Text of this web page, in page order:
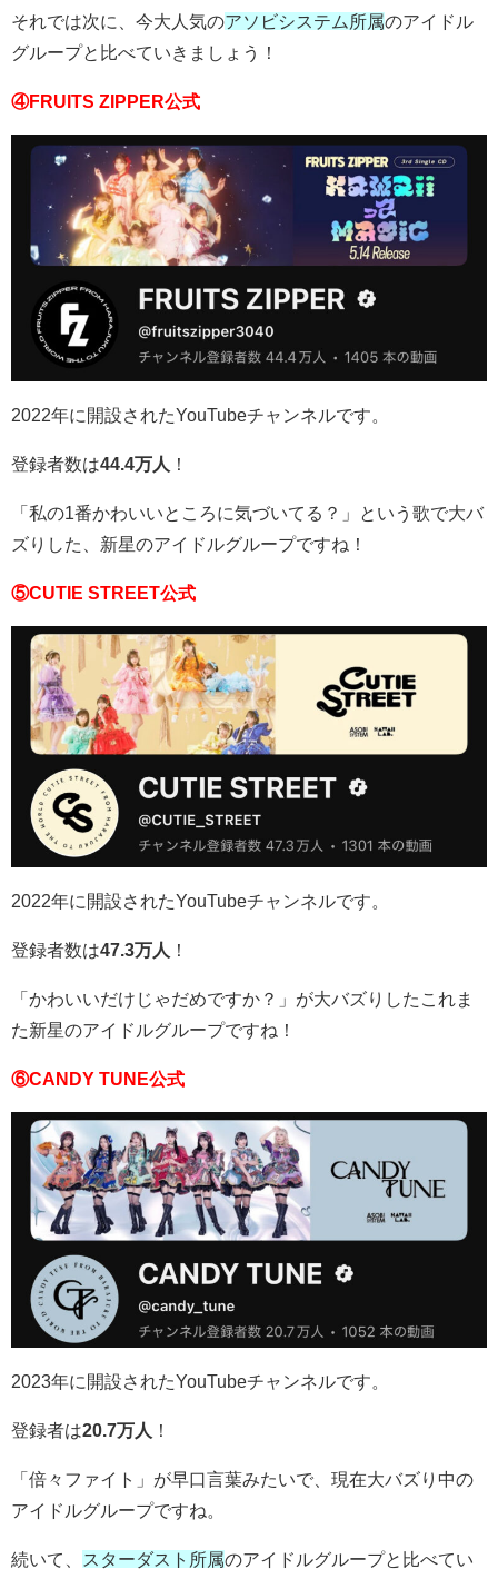
それでは次に、今大人気のアソビシステム所属のアイドル
グループと比べていきましょう！
④FRUITS ZIPPER公式
2022年に開設されたYouTubeチャンネルです。
登録者数は44.4万人 ！
「私の1番かわいいところに気づいてる？」という歌で大バ
ズりした、新星のアイドルグループですね！
⑤CUTIE STREET公式
2022年に開設されたYouTubeチャンネルです。
登録者数は47.3万人 ！
「かわいいだけじゃだめですか？」が大バズりしたこれま
た新星のアイドルグループですね！
⑥CANDY TUNE公式
2023年に開設されたYouTubeチャンネルです。
登録者は20.7万人 ！
「倍々ファイト」が早口言葉みたいで、現在大バズり中の
アイドルグループですね。
続いて、 スターダスト所属のアイドルグループと比べてい